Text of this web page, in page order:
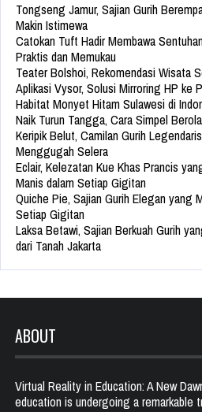
Tongseng Jamur, Sajian Gurih
Makin Istimewa
Catokan Tuft Hadir Membawa
Praktis dan Memukau
Teater Bolshoi, Rekomendasi Wisata
Aplikasi Vysor, Solusi Mirroring HP ke
Habitat Monyet Hitam Sulawesi di
Naik Turun Tangga, Cara Simpel
Keripik Belut, Camilan Gurih
Menggugah Selera
Eclair, Kelezatan Kue Khas Prancis
Manis dalam Setiap Gigitan
Quiche Pie, Sajian Gurih Elegan yang
Setiap Gigitan
Laksa Betawi, Sajian Berkuah Gurih
dari Tanah Jakarta
ABOUT
Virtual Reality in Education: A New
education is undergoing a remarkable